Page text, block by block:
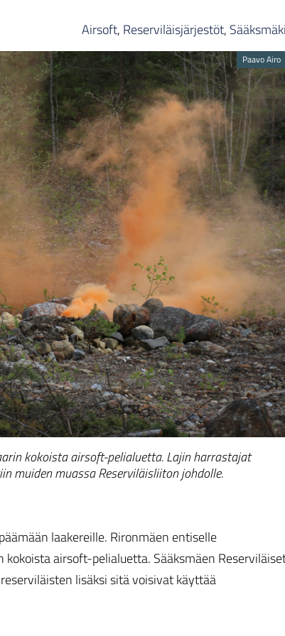
Airsoft, Reserviläisjärjestöt,
Paavo Airo
kokoista airsoft-pelialuetta. Lajin harrastajat
muiden muassa Reserviläisliiton johdolle.
laakereille. Rironmäen entiselle
airsoft-pelialuetta. Sääksmäen
lisäksi sitä voisivat käyttää